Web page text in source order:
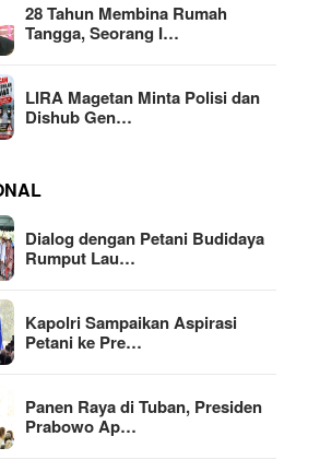
28 Tahun Membina Rumah
Tangga, Seorang I…
LIRA Magetan Minta Polisi dan
Dishub Gen…
Dialog dengan Petani Budidaya
Rumput Lau…
Kapolri Sampaikan Aspirasi
Petani ke Pre…
Panen Raya di Tuban, Presiden
Prabowo Ap…